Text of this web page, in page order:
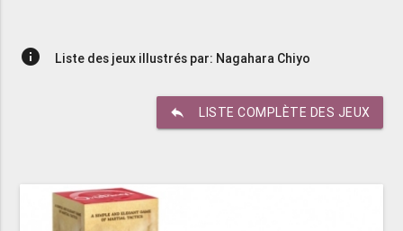
info Liste des jeux illustrés par: Nagahara Chiyo
reply LISTE COMPLÈTE DES JEUX